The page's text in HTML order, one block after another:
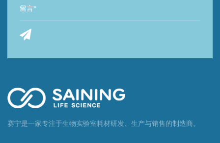
赛宁是一家专注于生物实验室耗材研发、生产与销售的制造商。